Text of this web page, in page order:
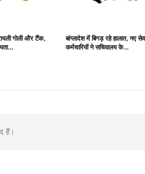
गोली और टैंक,
बांग्लादेश में बिगड़ रहे हालात, नए
कर्मचारियों ने सचिवालय के…
हैं।